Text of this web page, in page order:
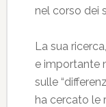
nel corso dei
La sua
e importante
sulle
ha cercato le